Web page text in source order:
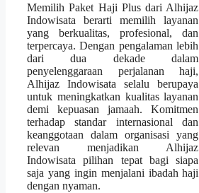
Memilih Paket Haji Plus dari Alhijaz
Indowisata berarti memilih layanan
yang berkualitas, profesional, dan
terpercaya. Dengan pengalaman lebih
dari dua dekade dalam
penyelenggaraan perjalanan haji,
Alhijaz Indowisata selalu berupaya
untuk meningkatkan kualitas layanan
demi kepuasan jamaah. Komitmen
terhadap standar internasional dan
keanggotaan dalam organisasi yang
relevan menjadikan Alhijaz
Indowisata pilihan tepat bagi siapa
saja yang ingin menjalani ibadah haji
dengan nyaman.